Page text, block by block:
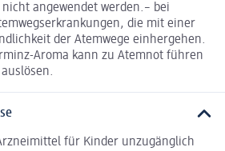
angewendet werden.– bei
die mit einer
der Atemwege einhergehen.
Aroma kann zu Atemnot führen
für Kinder unzugänglich